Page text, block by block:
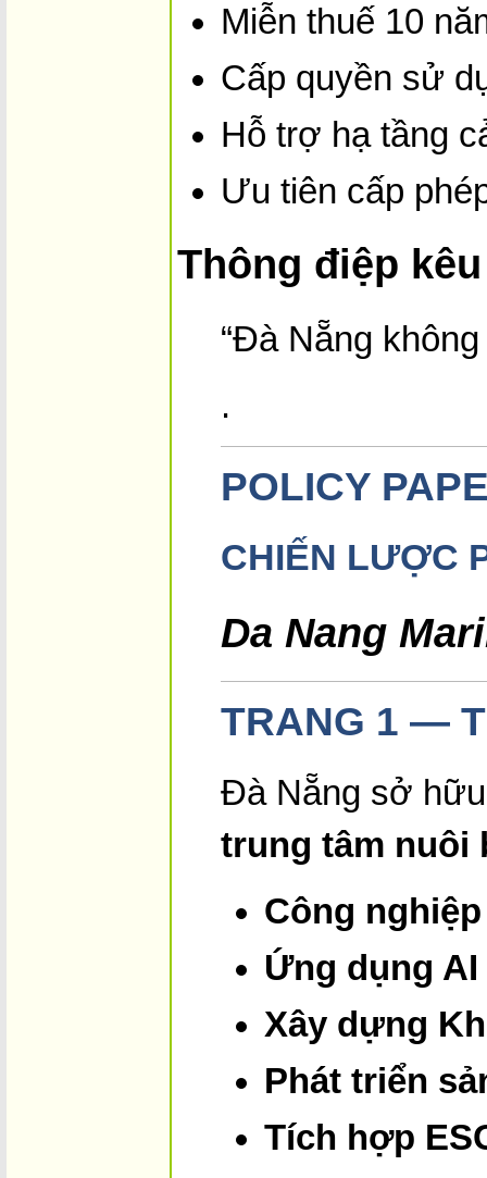
Miễn thuế 10
Cấp quyền sử
Hỗ trợ hạ tầng
Ưu tiên cấp
Thông điệp
“Đà Nẵng
.
POLICY
CHIẾN LƯỢC
Da Nang
TRANG 1 —
Đà Nẵng sở
trung tâm nuôi
Công
Ứng dụng
Xây dựng
Phát triển
Tích hợp